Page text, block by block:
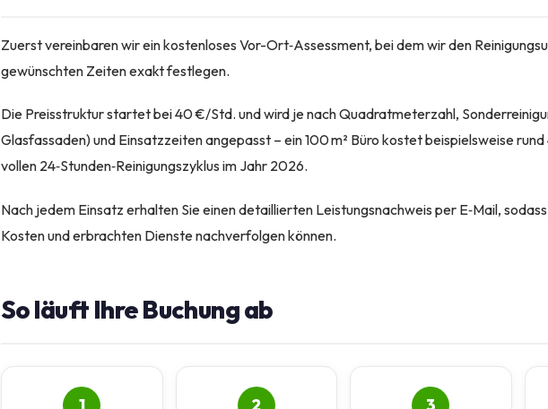
Zuerst vereinbaren wir ein kostenloses Vor-Ort‑Assessment, bei dem wir den
gewünschten Zeiten exakt festlegen.
Die Preisstruktur startet bei 40 €/Std. und wird je nach Quadratmeterzahl,
Glasfassaden) und Einsatzzeiten angepasst – ein 100 m² Büro kostet beispielsweise
vollen 24‑Stunden‑Reinigungszyklus im Jahr 2026.
Nach jedem Einsatz erhalten Sie einen detaillierten Leistungsnachweis per E‑Mail,
Kosten und erbrachten Dienste nachverfolgen können.
So läuft Ihre Buchung ab